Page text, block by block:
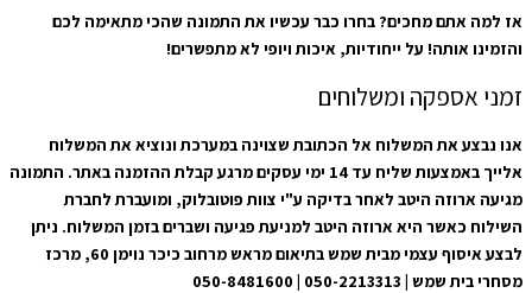
אז למה אתם מחכים? בחרו כבר עכשיו את התמונה שהכי מתאימה לכם
והזמינו אותה! על ייחודיות, איכות ויופי לא מתפשרים!
זמני אספקה ומשלוחים
אנו נבצע את המשלוח אל הכתובת שצוינה במערכת ונוציא את המשלוח
אלייך באמצעות שליח עד 14 ימי עסקים מרגע קבלת ההזמנה באתר. התמונה
מגיעה ארוזה היטב לאחר בדיקה ע"י צוות פוטובלוק, ומועברת לחברת
השילוח כאשר היא ארוזה היטב למניעת פגיעה ושברים בזמן המשלוח. ניתן
לבצע איסוף עצמי מבית שמש בתיאום מראש מרחוב כיכר נוימן 60, מרכז
מסחרי בית שמש | 050-2213313 | 050-8481600